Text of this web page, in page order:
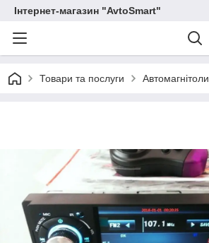
Інтернет-магазин "AvtoSmart"
Товари та послуги Автомагнітоли